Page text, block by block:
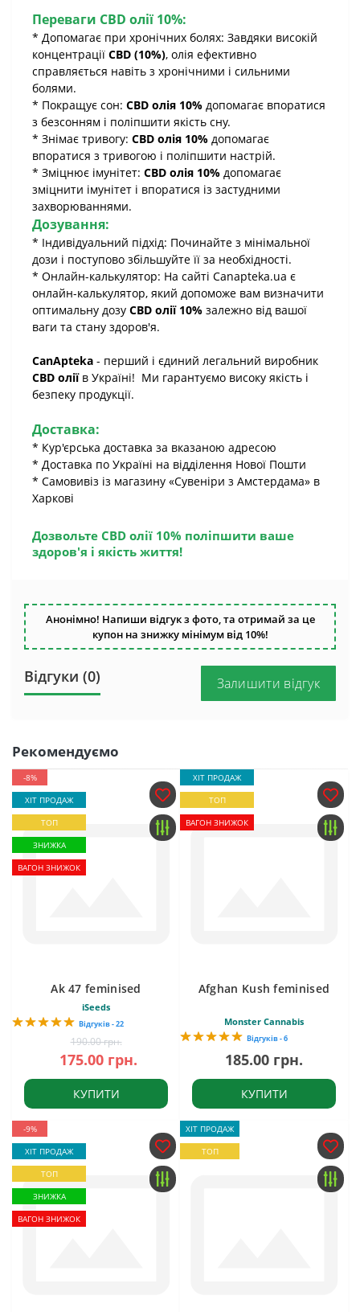
Переваги CBD олії 10%:
* Допомагає при хронічних болях: Завдяки високій
концентрації CBD (10%), олія ефективно
справляється навіть з хронічними і сильними
болями.
* Покращує сон: CBD олія 10% допомагає впоратися
з безсонням і поліпшити якість сну.
* Знімає тривогу: CBD олія 10% допомагає
впоратися з тривогою і поліпшити настрій.
* Зміцнює імунітет: CBD олія 10% допомагає
зміцнити імунітет і впоратися із застудними
захворюваннями.
Дозування:
* Індивідуальний підхід: Починайте з мінімальної
дози і поступово збільшуйте її за необхідності.
* Онлайн-калькулятор: На сайті Canapteka.ua є
онлайн-калькулятор, який допоможе вам визначити
оптимальну дозу CBD олії 10% залежно від вашої
ваги та стану здоров'я.
CanApteka - перший і єдиний легальний виробник
CBD оліїв Україні! Ми гарантуємо високу якість і
безпеку продукції.
Доставка:
* Кур'єрська доставка за вказаною адресою
* Доставка по Україні на відділення Нової Пошти
* Самовивіз із магазину «Сувеніри з Амстердама» в
Харкові
Дозвольте CBD олії 10% поліпшити ваше
здоров'я і якість життя!
Анонімно! Напиши відгук з фото, та отримай за це
купон на знижку мінімум від 10%!
Відгуки (0) Залишити відгук
Рекомендуємо
-8%
ХІТ ПРОДАЖ
ТОП
ЗНИЖКА
ВАГОН ЗНИЖОК
Ak 47 feminised
iSeeds
Відгуків - 22
190.00 грн.
175.00 грн.
КУПИТИ
ХІТ ПРОДАЖ
ТОП
ВАГОН ЗНИЖОК
Afghan Kush feminised
Monster Cannabis
Відгуків - 6
185.00 грн.
КУПИТИ
-9%
ХІТ ПРОДАЖ
ТОП
ЗНИЖКА
ВАГОН ЗНИЖОК
ХІТ ПРОДАЖ
ТОП